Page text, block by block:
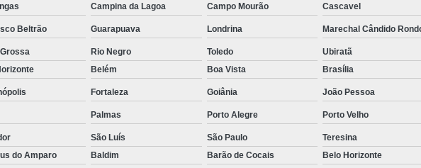
Rastreamento de Frotas Minas
Rastreamento e Monitoramento
Rastreamento Veicular Frotas
Empresa de Rastreamento de
Empresa de
Empresa de
Empresa
Campina da Lagoa Campo Mourão Cascavel
Beltrão Guarapuava Londrina Marechal Cândido
Rio Negro Toledo Ubiratã
Belém Boa Vista Brasília
Fortaleza Goiânia João Pessoa
Palmas Porto Alegre Porto Velho
São Luís São Paulo Teresina
do Amparo Baldim Barão de Cocais Belo Horizonte